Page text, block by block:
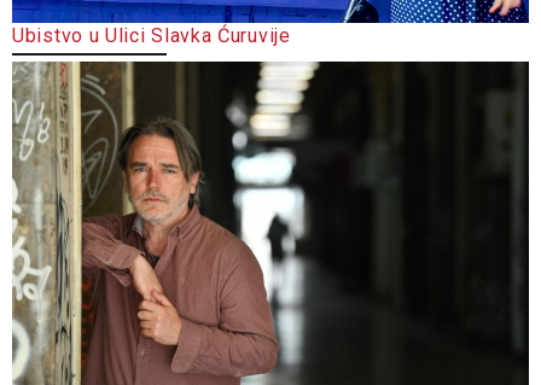
Ubistvo u Ulici Slavka Ćuruvije